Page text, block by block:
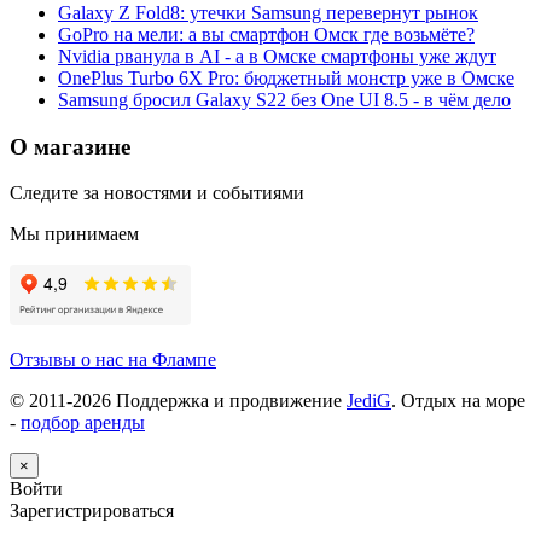
Galaxy Z Fold8: утечки Samsung перевернут рынок
GoPro на мели: а вы смартфон Омск где возьмёте?
Nvidia рванула в AI - а в Омске смартфоны уже ждут
OnePlus Turbo 6X Pro: бюджетный монстр уже в Омске
Samsung бросил Galaxy S22 без One UI 8.5 - в чём дело
О магазине
Следите за новостями и событиями
Мы принимаем
Отзывы о нас на Флампе
© 2011-2026 Поддержка и продвижение JediG. Отдых на море
- подбор аренды
×
Войти
Зарегистрироваться